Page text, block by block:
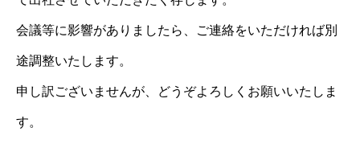
会議等に影響がありましたら、ご連絡をいただければ別
途調整いたします。
申し訳ございませんが、どうぞよろしくお願いいたしま
す。